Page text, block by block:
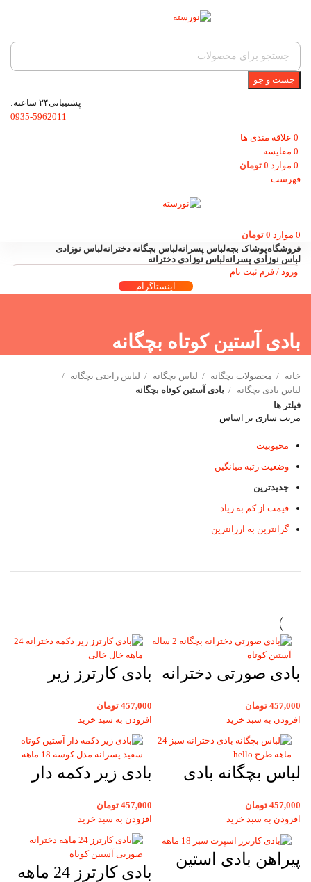
جست و جو
پشتیبانی۲۴ ساعته:
0935-5962011
0 علاقه مندی ها
0 مقایسه
0 موارد 0 تومان
فهرست
0 موارد 0 تومان
فروشگاهپوشاک بچهلباس پسرانهلباس بچگانه دخترانهلباس نوزادی
لباس نوزادی پسرانهلباس نوزادی دخترانه
ورود / فرم ثبت نام
اینستاگرام
بادی آستین کوتاه بچگانه
خانه محصولات بچگانه لباس بچگانه
لباس راحتی بچگانه
لباس بادی بچگانه
بادی آستین کوتاه بچگانه
فیلتر ها
مرتب سازی بر اساس
محبوبیت
وضعیت رتبه میانگین
جدیدترین
قیمت از کم به زیاد
گرانترین به ارزانترین
بادی صورتی دخترانه
کوتاه کارترز
457,000 تومان
افزودن به سبد خرید
بادی کارترز زیر
ماهه خال خالی
آستین کوتاه
457,000 تومان
افزودن به سبد خرید
لباس بچگانه بادی
طرح hello
457,000 تومان
افزودن به سبد خرید
بادی زیر دکمه دار
پسرانه بچگانه مدل
کوسه 18 ماهه
کارترز
457,000 تومان
افزودن به سبد خرید
پیراهن بادی استین
بادی کارترز 24 ماهه